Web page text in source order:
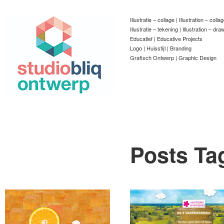
Illustratie – collage | Illustration –
Illustratie – tekening | Illustration –
Educatief | Educative Projects
Logo | Huisstijl | Branding
Grafisch Ontwerp | Graphic Design
Posts